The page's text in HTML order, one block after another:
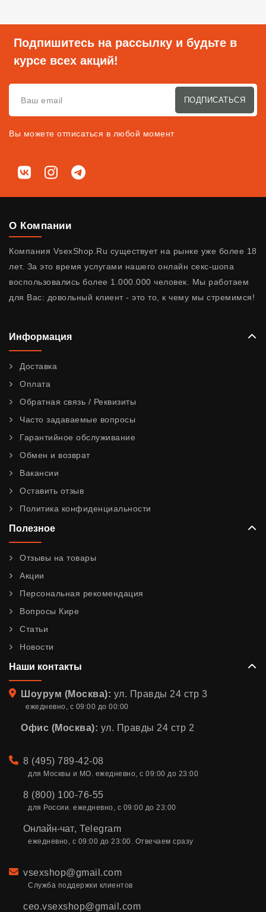
Подпишитесь на рассылку и будьте в
курсе всех акций!
ПОДПИСАТЬСЯ
Вы можете отписаться в любой момент
Мы в соц. сетях
ВКонтактеInstagramTelegram
О Компании
Компания VsexShop.Ru существует на рынке уже более 18
лет. За это время услугами нашего онлайн секс-шопа
воспользовались более 1.000.000 человек. Мы работаем
для Вас: довольный клиент - это то, к чему мы стремимся!
Информация
Доставка
Оплата
Обратная связь / Реквизиты
Часто задаваемые вопросы
Гарантийное обслуживание
Обмен и возврат
Вакансии
Оставить отзыв
Политика конфиденциальности
Полезное
Отзывы на товары
Акции
Персональная рекомендация
Вопросы Кире
Статьи
Новости
Наши контакты
Адрес
Шоурум (Москва): ул. Правды 24 стр 3
ежедневно, с 09:00 до 00:00
Офис (Москва): ул. Правды 24 стр 2
Телефон
8 (495) 789-42-08
для Москвы и МО. ежедневно, с 09:00 до 23:00
8 (800) 100-76-55
для России. ежедневно, с 09:00 до 23:00
Онлайн-чат, Telegram
ежедневно, с 09:00 до 23:00. Отвечаем сразу
Email
vsexshop@gmail.com
Служба поддержки клиентов
ceo.vsexshop@gmail.com